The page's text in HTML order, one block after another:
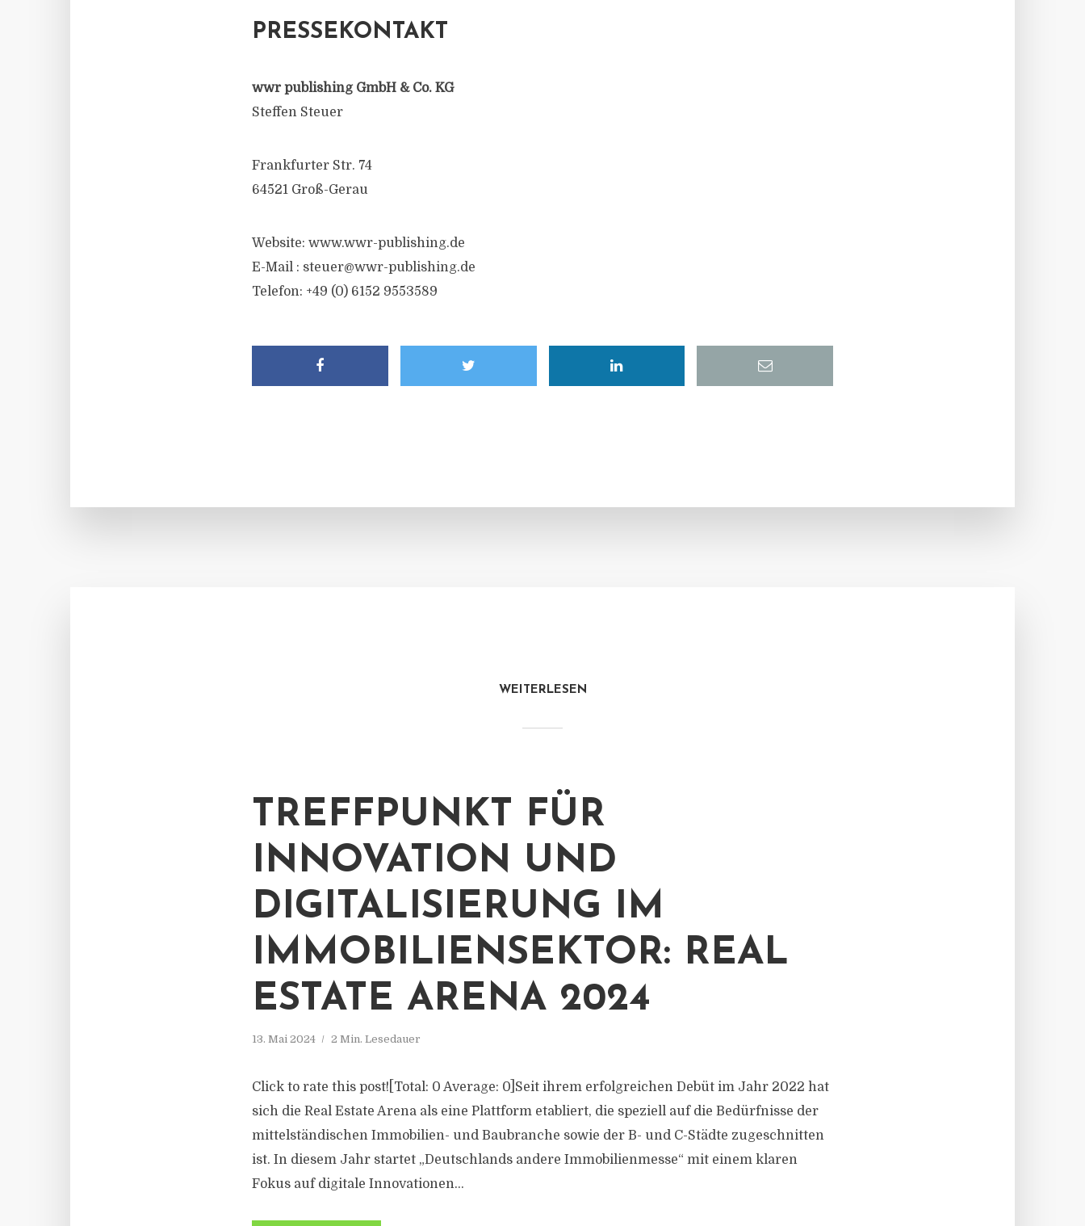
PRESSEKONTAKT
wwr publishing GmbH & Co. KG
Steffen Steuer
Frankfurter Str. 74
64521 Groß-Gerau
Website: www.wwr-publishing.de
E-Mail : steuer@wwr-publishing.de
Telefon: +49 (0) 6152 9553589
WEITERLESEN
TREFFPUNKT FÜR
INNOVATION UND
DIGITALISIERUNG IM
IMMOBILIENSEKTOR: REAL
ESTATE ARENA 2024
13. Mai 2024 2 Min. Lesedauer
Click to rate this post![Total: 0 Average: 0]Seit ihrem erfolgreichen Debüt im Jahr 2022 hat
sich die Real Estate Arena als eine Plattform etabliert, die speziell auf die Bedürfnisse der
mittelständischen Immobilien- und Baubranche sowie der B- und C-Städte zugeschnitten
ist. In diesem Jahr startet „Deutschlands andere Immobilienmesse“ mit einem klaren
Fokus auf digitale Innovationen...